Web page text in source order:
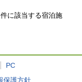
に該当する宿泊施
PC
保護方針